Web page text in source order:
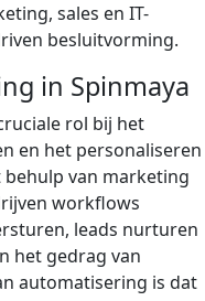
sales en IT-
besluitvorming.
in Spinmaya
rol bij het
en het personaliseren
van marketing
workflows
leads nurturen
het gedrag van
automatisering is dat